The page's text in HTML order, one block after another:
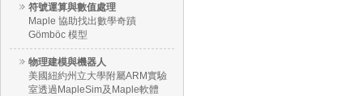
符號運算與數值處理
Maple 協助找出數學奇蹟
Gömböc 模型
物理建模與機器人
美國紐約州立大學附屬ARM實驗
室透過MapleSim及Maple軟體